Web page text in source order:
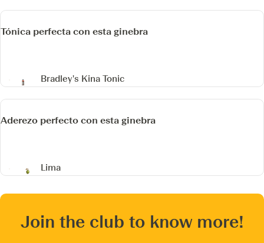
Tónica perfecta con esta ginebra
Bradley's Kina Tonic
Aderezo perfecto con esta ginebra
Lima
Join the club to know more!